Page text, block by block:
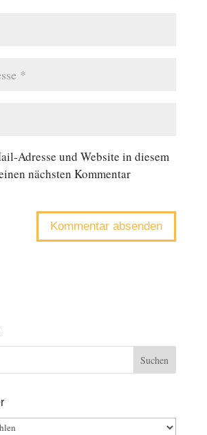
Adresse und Website in diesem
nächsten Kommentar